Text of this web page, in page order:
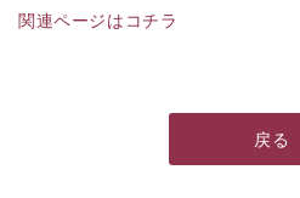
関連ページはコチラ
戻る